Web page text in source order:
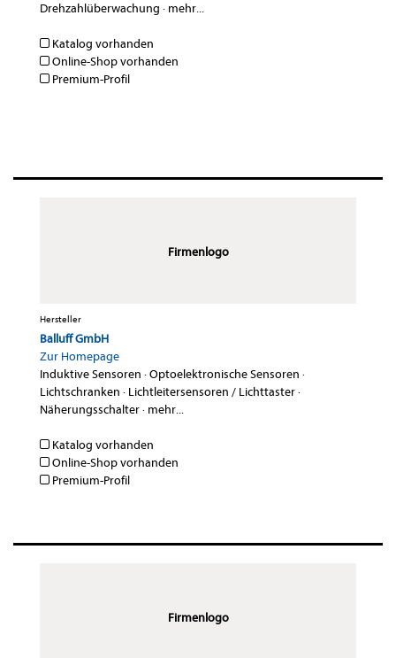
Drehzahlüberwachung · mehr...
Katalog vorhanden
Online-Shop vorhanden
Premium-Profil
Firmenlogo
Hersteller
Balluff GmbH
Zur Homepage
Induktive Sensoren ·Optoelektronische Sensoren ·
Lichtschranken · Lichtleitersensoren / Lichttaster·
Näherungsschalter· mehr...
Katalog vorhanden
Online-Shop vorhanden
Premium-Profil
Firmenlogo